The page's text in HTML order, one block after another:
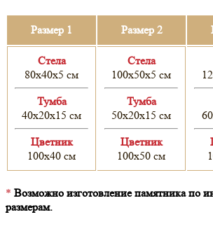
Размер 1 Размер 2
Cтела
80х40х5 см
Тумба
40х20х15 см
Цветник
100х40 см
Cтела
100х50х5 см
Тумба
50х20х15 см
Цветник
100х50 см
* Возможно изготовление памятника по
размерам.